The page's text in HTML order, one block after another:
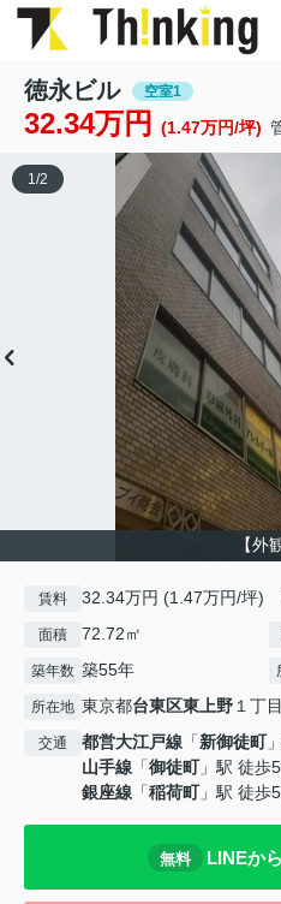
徳永ビル 空室1
32.34万円 (1.47万円/坪)
【外
1/2
賃料 32.34万円 (1.47万円/坪)
面積 72.72㎡
築年数 築55年
所在地 東京都台東区東上野１丁
交通 都営大江戸線 「新御徒町
山手線 「御徒町」駅 徒歩
銀座線 「稲荷町」駅 徒歩
無料 LINEか